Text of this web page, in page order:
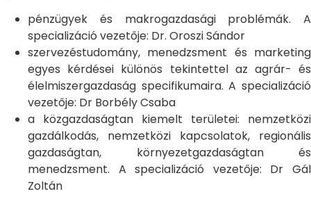
pénzügyek és makrogazdasági problémák. A
specializáció vezetője: Dr. Oroszi Sándor
szervezéstudomány, menedzsment és marketing
egyes kérdései különös tekintettel az agrár- és
élelmiszergazdaság specifikumaira. A specializáció
vezetője: Dr Borbély Csaba
a közgazdaságtan kiemelt területei: nemzetközi
gazdálkodás, nemzetközi kapcsolatok, regionális
gazdaságtan, környezetgazdaságtan és
menedzsment. A specializáció vezetője: Dr Gál
Zoltán